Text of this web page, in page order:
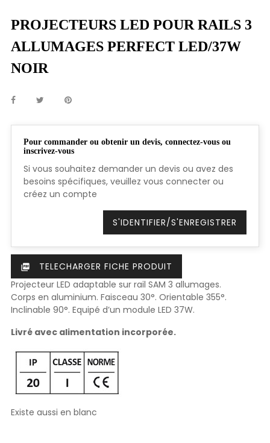
PROJECTEURS LED POUR RAILS 3
ALLUMAGES PERFECT LED/37W
NOIR
Pour commander ou obtenir un devis, connectez-vous ou
inscrivez-vous
Si vous souhaitez demander un devis ou avez des
besoins spécifiques, veuillez vous connecter ou
créez un compte
S'IDENTIFIER/S'ENREGISTRER
picture_as_pdf
TELECHARGER FICHE PRODUIT
Projecteur LED adaptable sur rail SAM 3 allumages.
Corps en aluminium. Faisceau 30°. Orientable 355°.
Inclinable 90°. Equipé d’un module LED 37W.
Livré avec alimentation incorporée.
Existe aussi en blanc